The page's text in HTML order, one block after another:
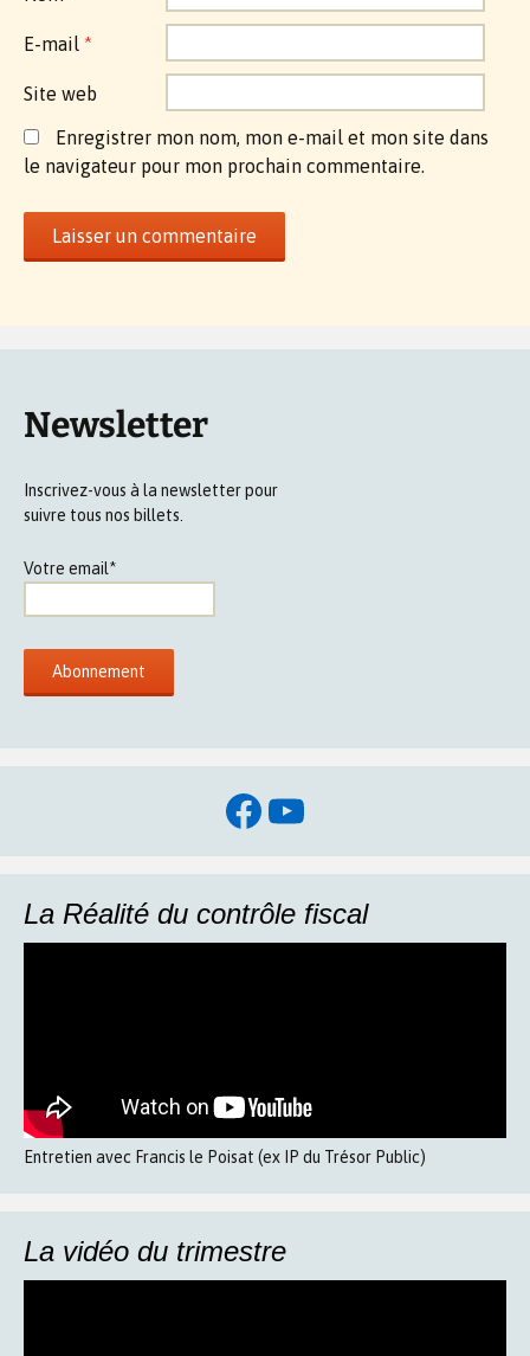
E-mail *
Site web
Enregistrer mon nom, mon e-mail et mon site dans
le navigateur pour mon prochain commentaire.
Newsletter
Inscrivez-vous à la newsletter pour
suivre tous nos billets.
Votre email*
Facebook
YouTube
La Réalité du contrôle fiscal
Entretien avec Francis le Poisat (ex IP du Trésor Public)
La vidéo du trimestre